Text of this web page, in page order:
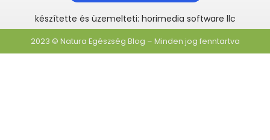
készítette és üzemelteti: horimedia software llc
2023 © Natura Egészség Blog – Minden jog fenntartva